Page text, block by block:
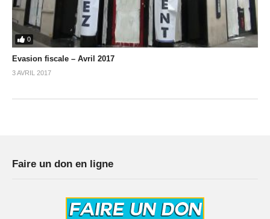
0
Evasion fiscale – Avril 2017
3 AVRIL 2017
Faire un don en ligne